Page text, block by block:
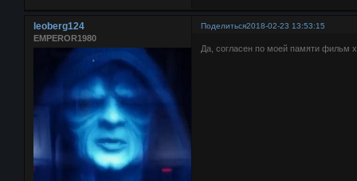
Поделиться2018-02-23 13:53:15
leoberg124
EMPEROR1980
Да, согласен по моей памяти фильм